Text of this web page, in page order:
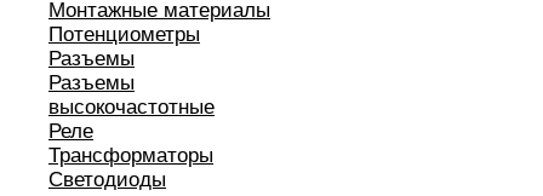
Монтажные материалы
Потенциометры
Разъемы
Разъемы
высокочастотные
Реле
Трансформаторы
Светодиоды